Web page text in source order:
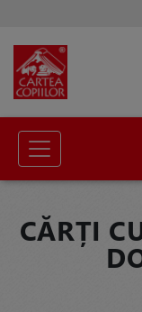
CĂRȚI